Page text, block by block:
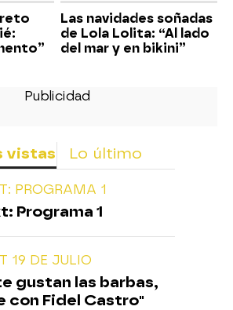
Las navidades soñadas
de Lola Lolita: “Al lado
del mar y en bikini”
vistas Lo último
PROGRAMA 1
Programa 1
19 DE JULIO
gustan las barbas,
con Fidel Castro"